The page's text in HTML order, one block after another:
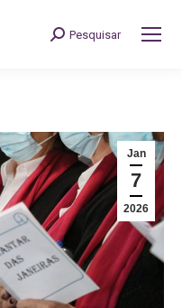
Search:
Pesquisar
Jan
7
2026